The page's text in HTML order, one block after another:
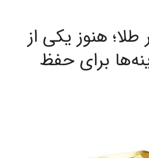
هنوز یکی از
برای حفظ